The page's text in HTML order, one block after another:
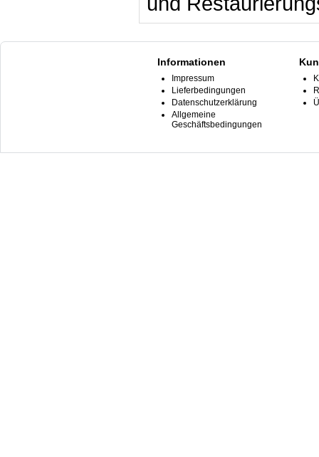
Informationen
Impressum
Lieferbedingungen
Datenschutzerklärung
Allgemeine
Geschäftsbedingungen